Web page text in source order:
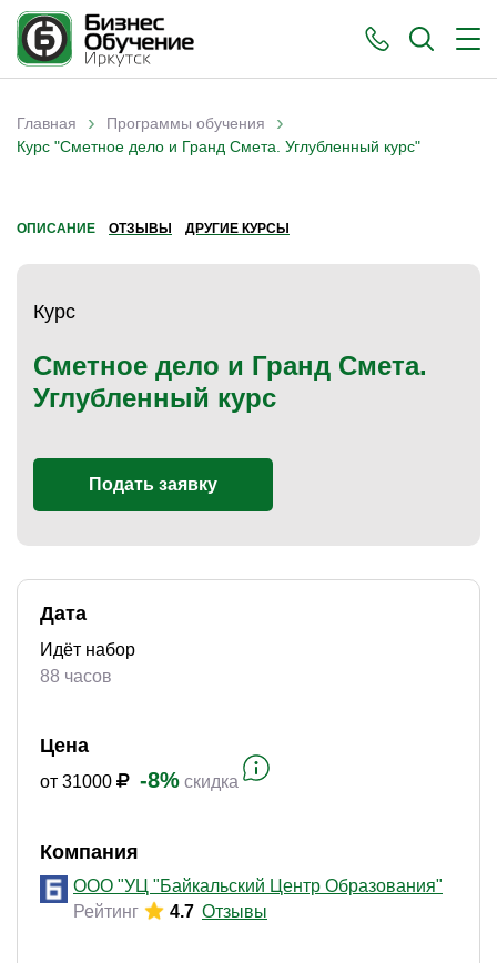
Вы здесь
Главная › Программы обучения ›
Курс "Сметное дело и Гранд Смета. Углубленный курс"
ОПИСАНИЕ ОТЗЫВЫ ДРУГИЕ КУРСЫ
Курс
Сметное дело и Гранд Смета.
Углубленный курс
Подать заявку
Дата
Идёт набор
88 часов
Цена
от 31000 -8% скидка
Компания
ООО "УЦ "Байкальский Центр Образования"
Рейтинг
4.7 Отзывы